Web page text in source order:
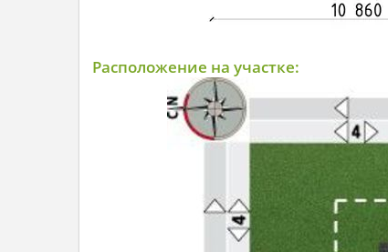
Расположение на участке: